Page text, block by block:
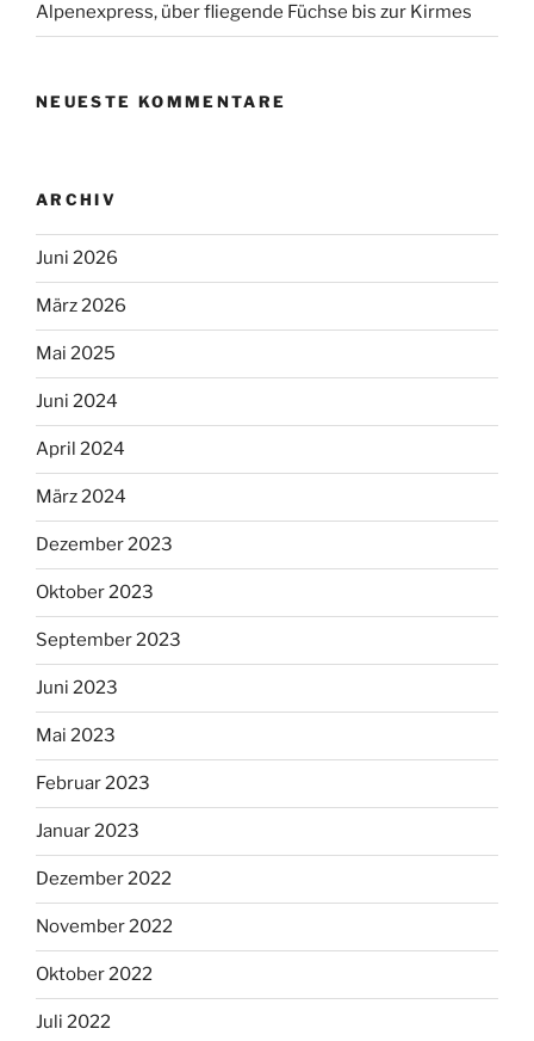
Alpenexpress, über fliegende Füchse bis zur Kirmes
NEUESTE KOMMENTARE
ARCHIV
Juni 2026
März 2026
Mai 2025
Juni 2024
April 2024
März 2024
Dezember 2023
Oktober 2023
September 2023
Juni 2023
Mai 2023
Februar 2023
Januar 2023
Dezember 2022
November 2022
Oktober 2022
Juli 2022